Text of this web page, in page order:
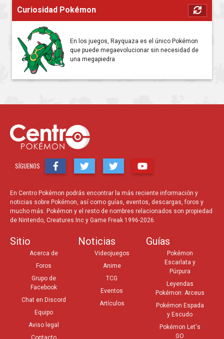
Curiosidad Pokémon
En los juegos, Rayquaza es el único Pokémon
que puede megaevolucionar sin necesidad de
una megapiedra
SÍGUENOS
En Centro Pokémon podrás encontrar la más reciente información y
noticias sobre Pokémon, así como guías, eventos, descargas, foros y
mucho más. Pokémon y el resto de nombres relacionados son propiedad
de Nintendo, Creatures Inc y Game Freak 1996-2026.
Sitio
Acerca de
Foros
Grupo de
Facebook
Chat en Discord
Equipo
Aviso legal
Contacto
Noticias
Videojuegos
Anime
TCG
Eventos
Artículos
Guías
Pokémon
Escarlata y
Púrpura
Leyendas
Pokémon: Arceus
Pokémon Espada
y Escudo
Pokémon Let's
GO